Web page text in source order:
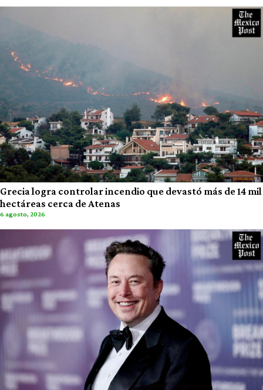
Grecia logra controlar incendio que devastó más de 14 mil
hectáreas cerca de Atenas
6 agosto, 2026